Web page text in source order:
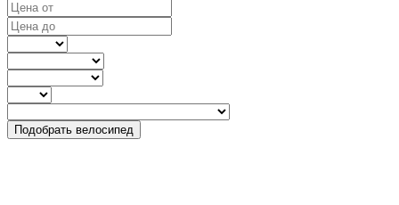
Подобрать велосипед